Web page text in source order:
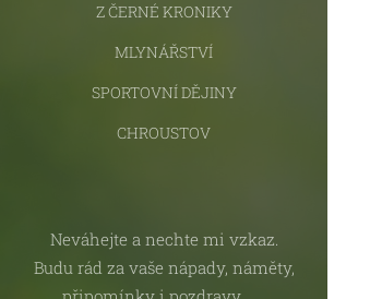
Z ČERNÉ KRONIKY
MLYNÁŘSTVÍ
SPORTOVNÍ DĚJINY
CHROUSTOV
Neváhejte a nechte mi vzkaz.
Budu rád za vaše nápady, náměty,